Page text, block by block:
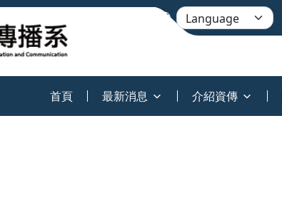
首頁 最新消息 介紹資傳